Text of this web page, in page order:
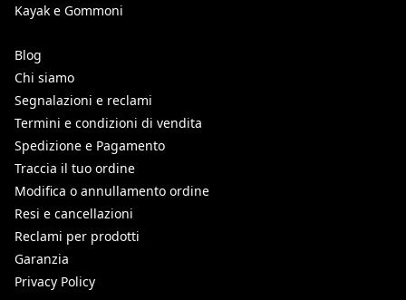
Kayak e Gommoni
Blog
Chi siamo
Segnalazioni e reclami
Termini e condizioni di vendita
Spedizione e Pagamento
Traccia il tuo ordine
Modifica o annullamento ordine
Resi e cancellazioni
Reclami per prodotti
Garanzia
Privacy Policy